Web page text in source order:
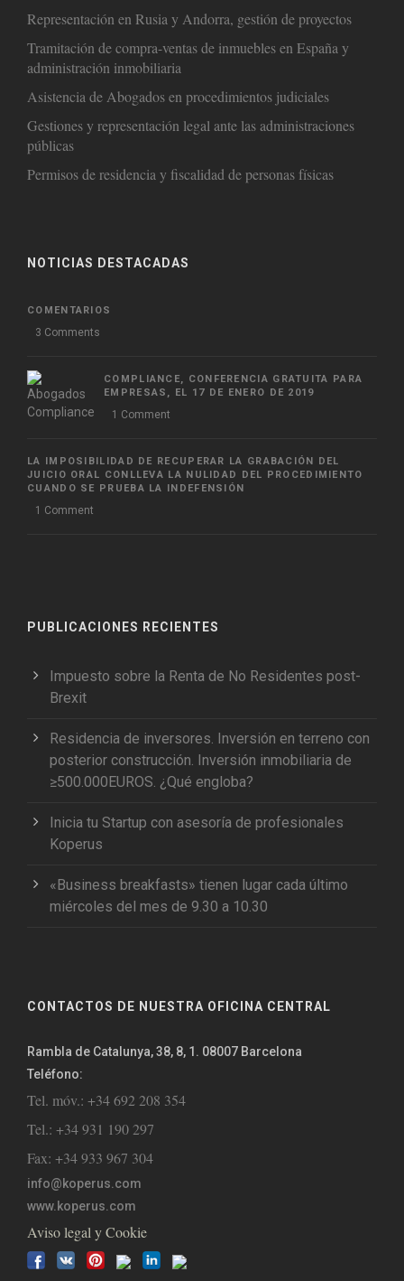
Representación en Rusia y Andorra, gestión de proyectos
Tramitación de compra-ventas de inmuebles en España y
administración inmobiliaria
Asistencia de Abogados en procedimientos judiciales
Gestiones y representación legal ante las administraciones
públicas
Permisos de residencia y fiscalidad de personas físicas
NOTICIAS DESTACADAS
COMENTARIOS
3 Comments
COMPLIANCE, CONFERENCIA GRATUITA PARA
EMPRESAS, EL 17 DE ENERO DE 2019
1 Comment
LA IMPOSIBILIDAD DE RECUPERAR LA GRABACIÓN DEL
JUICIO ORAL CONLLEVA LA NULIDAD DEL PROCEDIMIENTO
CUANDO SE PRUEBA LA INDEFENSIÓN
1 Comment
PUBLICACIONES RECIENTES
Impuesto sobre la Renta de No Residentes post-
Brexit
Residencia de inversores. Inversión en terreno con
posterior construcción. Inversión inmobiliaria de
≥500.000EUROS. ¿Qué engloba?
Inicia tu Startup con asesoría de profesionales
Koperus
«Business breakfasts» tienen lugar cada último
miércoles del mes de 9.30 a 10.30
CONTACTOS DE NUESTRA OFICINA CENTRAL
Rambla de Catalunya, 38, 8, 1. 08007 Barcelona
Teléfono:
Tel. móv.: +34 692 208 354
Tel.: +34 931 190 297
Fax: +34 933 967 304
info@koperus.com
www.koperus.com
Aviso legal y Cookie